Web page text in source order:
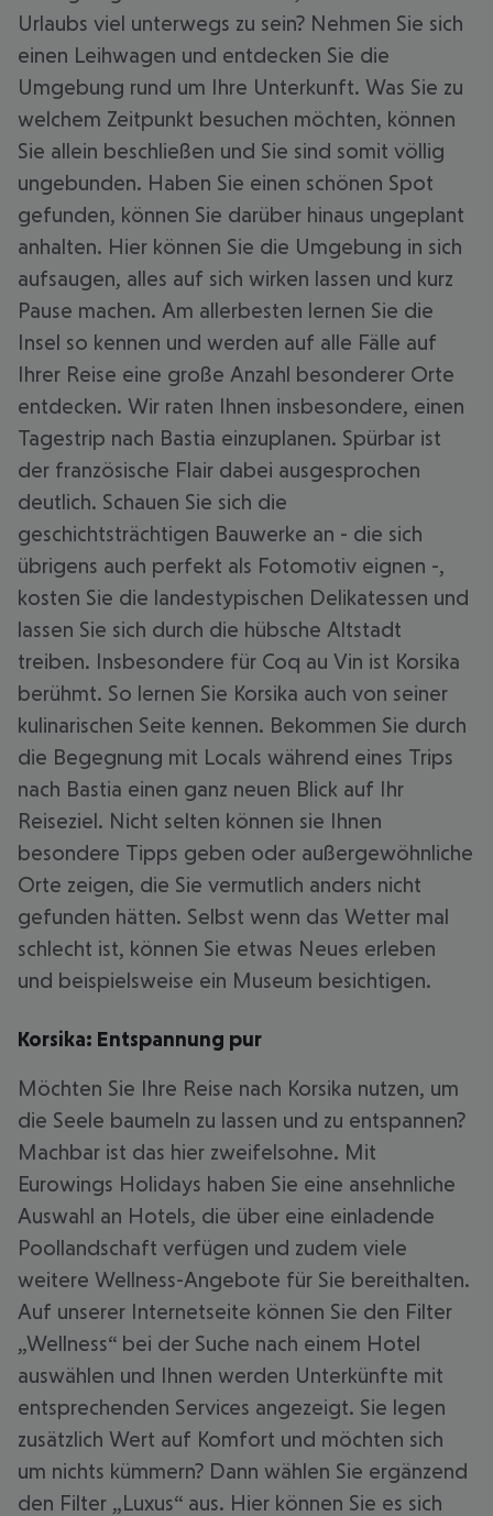
Urlaubs viel unterwegs zu sein? Nehmen Sie sich
einen Leihwagen und entdecken Sie die
Umgebung rund um Ihre Unterkunft. Was Sie zu
welchem Zeitpunkt besuchen möchten, können
Sie allein beschließen und Sie sind somit völlig
ungebunden. Haben Sie einen schönen Spot
gefunden, können Sie darüber hinaus ungeplant
anhalten. Hier können Sie die Umgebung in sich
aufsaugen, alles auf sich wirken lassen und kurz
Pause machen. Am allerbesten lernen Sie die
Insel so kennen und werden auf alle Fälle auf
Ihrer Reise eine große Anzahl besonderer Orte
entdecken. Wir raten Ihnen insbesondere, einen
Tagestrip nach Bastia einzuplanen. Spürbar ist
der französische Flair dabei ausgesprochen
deutlich. Schauen Sie sich die
geschichtsträchtigen Bauwerke an - die sich
übrigens auch perfekt als Fotomotiv eignen -,
kosten Sie die landestypischen Delikatessen und
lassen Sie sich durch die hübsche Altstadt
treiben. Insbesondere für Coq au Vin ist Korsika
berühmt. So lernen Sie Korsika auch von seiner
kulinarischen Seite kennen. Bekommen Sie durch
die Begegnung mit Locals während eines Trips
nach Bastia einen ganz neuen Blick auf Ihr
Reiseziel. Nicht selten können sie Ihnen
besondere Tipps geben oder außergewöhnliche
Orte zeigen, die Sie vermutlich anders nicht
gefunden hätten. Selbst wenn das Wetter mal
schlecht ist, können Sie etwas Neues erleben
und beispielsweise ein Museum besichtigen.
Korsika: Entspannung pur
Möchten Sie Ihre Reise nach Korsika nutzen, um
die Seele baumeln zu lassen und zu entspannen?
Machbar ist das hier zweifelsohne. Mit
Eurowings Holidays haben Sie eine ansehnliche
Auswahl an Hotels, die über eine einladende
Poollandschaft verfügen und zudem viele
weitere Wellness-Angebote für Sie bereithalten.
Auf unserer Internetseite können Sie den Filter
„Wellness“ bei der Suche nach einem Hotel
auswählen und Ihnen werden Unterkünfte mit
entsprechenden Services angezeigt. Sie legen
zusätzlich Wert auf Komfort und möchten sich
um nichts kümmern? Dann wählen Sie ergänzend
den Filter „Luxus“ aus. Hier können Sie es sich